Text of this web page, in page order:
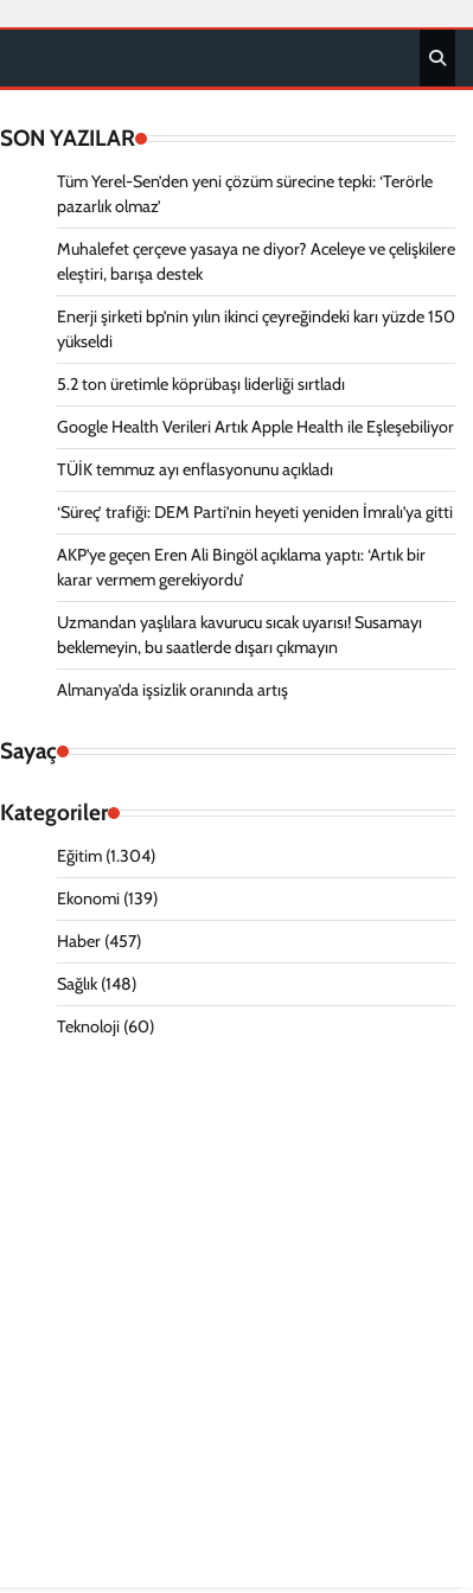
SON YAZILAR
Tüm Yerel-Sen’den yeni çözüm sürecine tepki: ‘Terörle
pazarlık olmaz’
Muhalefet çerçeve yasaya ne diyor? Aceleye ve çelişkilere
eleştiri, barışa destek
Enerji şirketi bp’nin yılın ikinci çeyreğindeki karı yüzde 150
yükseldi
5.2 ton üretimle köprübaşı liderliği sırtladı
Google Health Verileri Artık Apple Health ile Eşleşebiliyor
TÜİK temmuz ayı enflasyonunu açıkladı
‘Süreç’ trafiği: DEM Parti’nin heyeti yeniden İmralı’ya gitti
AKP’ye geçen Eren Ali Bingöl açıklama yaptı: ‘Artık bir
karar vermem gerekiyordu’
Uzmandan yaşlılara kavurucu sıcak uyarısı! Susamayı
beklemeyin, bu saatlerde dışarı çıkmayın
Almanya’da işsizlik oranında artış
Sayaç
Kategoriler
Eğitim(1.304)
Ekonomi(139)
Haber(457)
Sağlık(148)
Teknoloji(60)